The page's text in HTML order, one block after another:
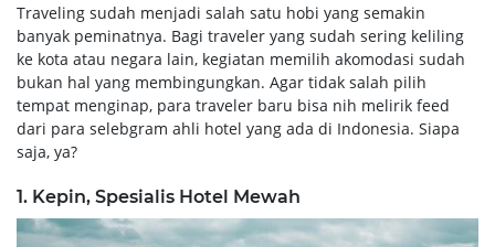
Traveling sudah menjadi salah satu hobi yang semakin
banyak peminatnya. Bagi traveler yang sudah sering keliling
ke kota atau negara lain, kegiatan memilih akomodasi sudah
bukan hal yang membingungkan. Agar tidak salah pilih
tempat menginap, para traveler baru bisa nih melirik feed
dari para selebgram ahli hotel yang ada di Indonesia. Siapa
saja, ya?
1. Kepin, Spesialis Hotel Mewah